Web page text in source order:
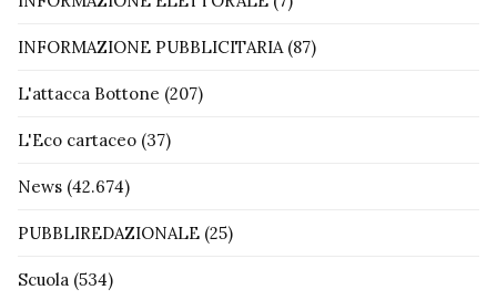
INFORMAZIONE PUBBLICITARIA(87)
L'attacca Bottone (207)
L'Eco cartaceo (37)
News (42.674)
PUBBLIREDAZIONALE (25)
Scuola (534)